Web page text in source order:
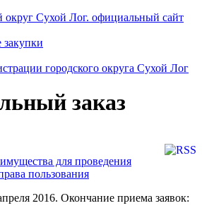
Сухой Лог. официальный сайт
городского округа Сухой Лог
заказ
для проведения
пользования
2016. Окончание приема заявок: